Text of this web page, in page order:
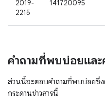
2019-
2215
141720095
คำถามที่พบบ่อยแล
ส่วนนี้จะตอบคำถามที่พบบ่อยซึ่
กระดานข่าวสารนี้